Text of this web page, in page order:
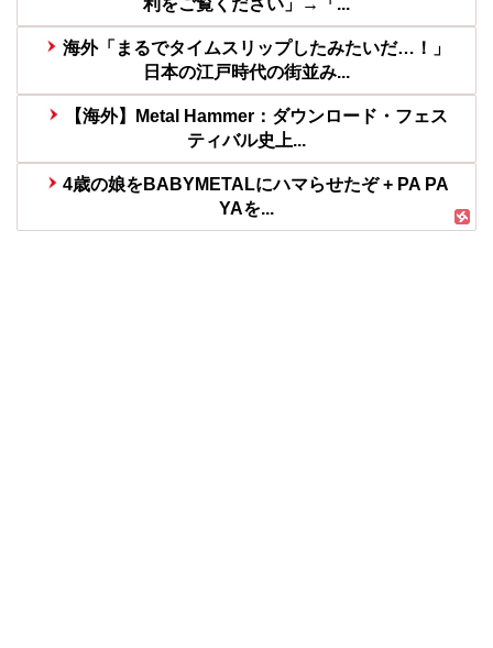
海外「まるでタイムスリップしたみたいだ…！」
日本の江戸時代の街並み...
【海外】Metal Hammer：ダウンロード・フェス
ティバル史上...
4歳の娘をBABYMETALにハマらせたぞ + PA PA
YAを...